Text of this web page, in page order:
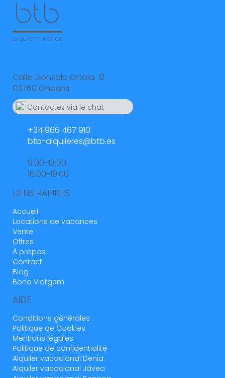
Calle Gonzalo Ortola, 12
03760 Ondara
Contactez via le chat
Whatsapp
+34 966 467 910
btb-alquileres@btb.es
9:00-13:00
16:00-19:00
LIENS RAPIDES
Accueil
Locations de vacances
Vente
Offres
À propos
Contact
Blog
Bono Viatgem
AIDE
Conditions générales
Politique de Cookies
Mentions légales
Politique de confidentialité
Alquiler vacacional Denia
Alquiler vacacional Jávea